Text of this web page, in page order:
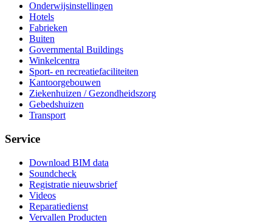
Onderwijsinstellingen
Hotels
Fabrieken
Buiten
Governmental Buildings
Winkelcentra
Sport- en recreatiefaciliteiten
Kantoorgebouwen
Ziekenhuizen / Gezondheidszorg
Gebedshuizen
Transport
Service
Download BIM data
Soundcheck
Registratie nieuwsbrief
Videos
Reparatiedienst
Vervallen Producten